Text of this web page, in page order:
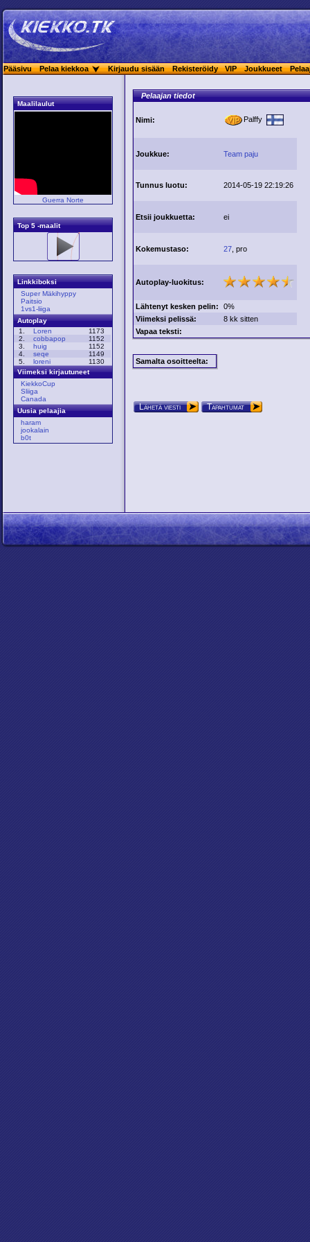
Pääsivu Pelaa kiekkoa Kirjaudu sisään Rekisteröidy VIP Joukkueet
Maalilaulut
Guerra Norte
Top 5 -maalit
Linkkiboksi
Super Mäkihyppy
Paitsio
1vs1-liiga
Autoplay
1.
Loren
1173
2.
cobbapop
1152
3.
huig
1152
4.
seqe
1149
5.
loreni
1130
Viimeksi kirjautuneet
KiekkoCup
Sliiga
Canada
Uusia pelaajia
haram
jookalain
b0t
Pelaajan tiedot
Nimi: Palffy
Joukkue: Team paju
Tunnus luotu: 2014-05-19 22:19:26
Etsii joukkuetta: ei
Kokemustaso: 27 , pro
Autoplay-luokitus:
Lähtenyt kesken pelin:
0%
Viimeksi pelissä:
8 kk sitten
Vapaa teksti:
Samalta osoitteelta:
Lähetä viesti Tapahtumat